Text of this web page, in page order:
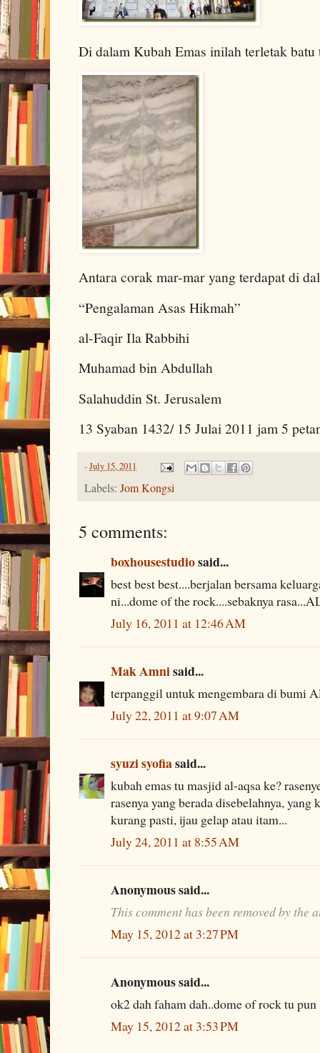
Di dalam Kubah Emas inilah terletak batu
Antara corak mar-mar yang terdapat di
“Pengalaman Asas Hikmah”
al-Faqir Ila Rabbihi
Muhamad bin Abdullah
Salahuddin St. Jerusalem
13 Syaban 1432/ 15 Julai 2011 jam 5
-July 15, 2011
Labels: Jom Kongsi
5 comments:
boxhousestudiosaid...
best best best....berjalan bersama
ni...dome of the rock....sebaknya
July 16, 2011 at 12:46 AM
Mak Amnisaid...
terpanggil untuk mengembara di bumi
July 22, 2011 at 9:07 AM
syuzi syofiasaid...
kubah emas tu masjid al-aqsa ke?
rasenya yang berada disebelahnya, yang
kurang pasti, ijau gelap atau itam...
July 24, 2011 at 8:55 AM
Anonymous said...
This comment has been removed by the
May 15, 2012 at 3:27 PM
Anonymous said...
ok2 dah faham dah..dome of rock tu
May 15, 2012 at 3:53 PM